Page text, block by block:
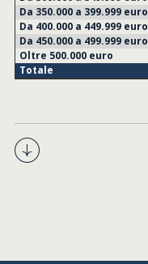
Da 350.000 a 399.999 euro
Da 400.000 a 449.999 euro
Da 450.000 a 499.999 euro
Oltre 500.000 euro
Totale